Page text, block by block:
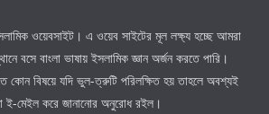
ওয়েবসাইট। এ ওয়েব সাইটের মূল লক্ষ্য হচ্ছে আমরা
বসে বাংলা ভাষায় ইসলামিক জ্ঞান অর্জন করতে পারি।
কোন বিষয়ে যদি ভুল-ত্রুটি পরিলক্ষিত হয় তাহলে অবশ্যই
ই-মেইল করে জানানোর অনুরোধ রইল।